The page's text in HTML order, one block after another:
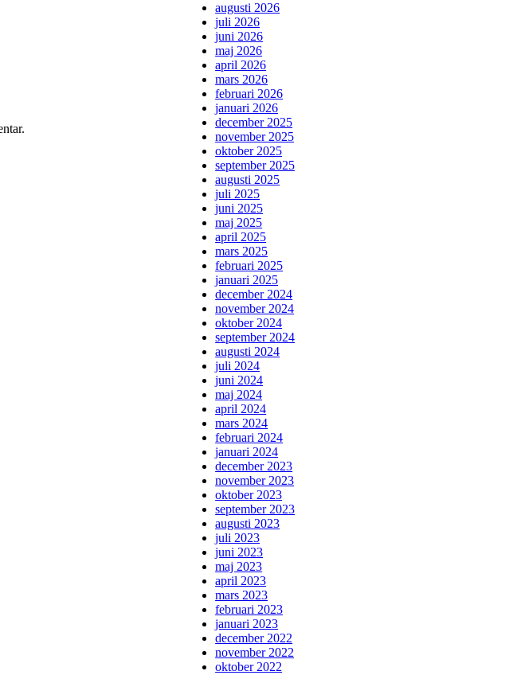
augusti 2026
juli 2026
juni 2026
maj 2026
april 2026
mars 2026
februari 2026
januari 2026
december 2025
november 2025
oktober 2025
september 2025
augusti 2025
juli 2025
juni 2025
maj 2025
april 2025
mars 2025
februari 2025
januari 2025
december 2024
november 2024
oktober 2024
september 2024
augusti 2024
juli 2024
juni 2024
maj 2024
april 2024
mars 2024
februari 2024
januari 2024
december 2023
november 2023
oktober 2023
september 2023
augusti 2023
juli 2023
juni 2023
maj 2023
april 2023
mars 2023
februari 2023
januari 2023
december 2022
november 2022
oktober 2022